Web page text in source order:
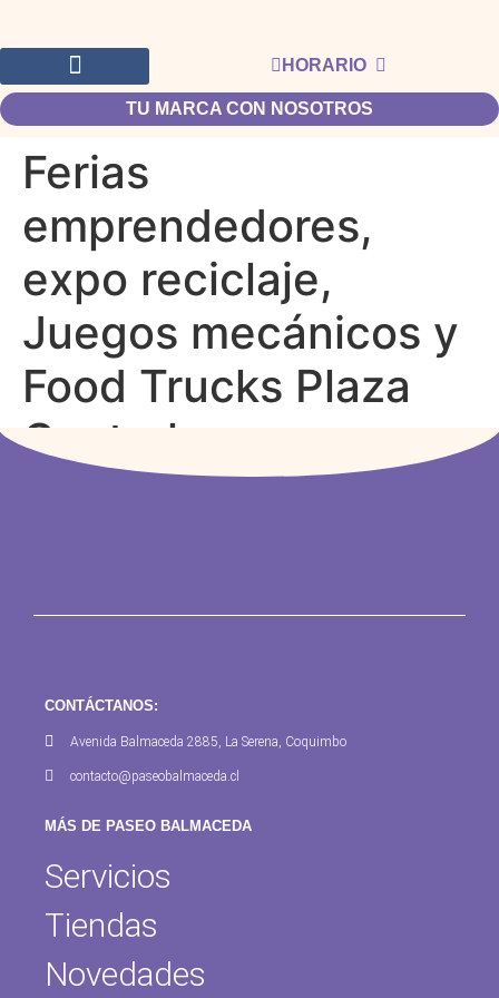
HORARIO
TU MARCA CON NOSOTROS
Ferias
emprendedores,
expo reciclaje,
Juegos mecánicos y
Food Trucks Plaza
Central
CONTÁCTANOS:
Avenida Balmaceda 2885, La Serena, Coquimbo
contacto@paseobalmaceda.cl
MÁS DE PASEO BALMACEDA
Servicios
Tiendas
Novedades